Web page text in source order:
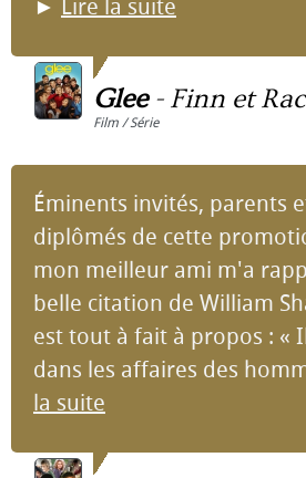
► Lire la suite
Glee- Finn et
Film / Série
Éminents invités, parents
diplômés de cette
mon meilleur ami m'a
belle citation de William
est tout à fait à propos : «
dans les affaires des
la suite